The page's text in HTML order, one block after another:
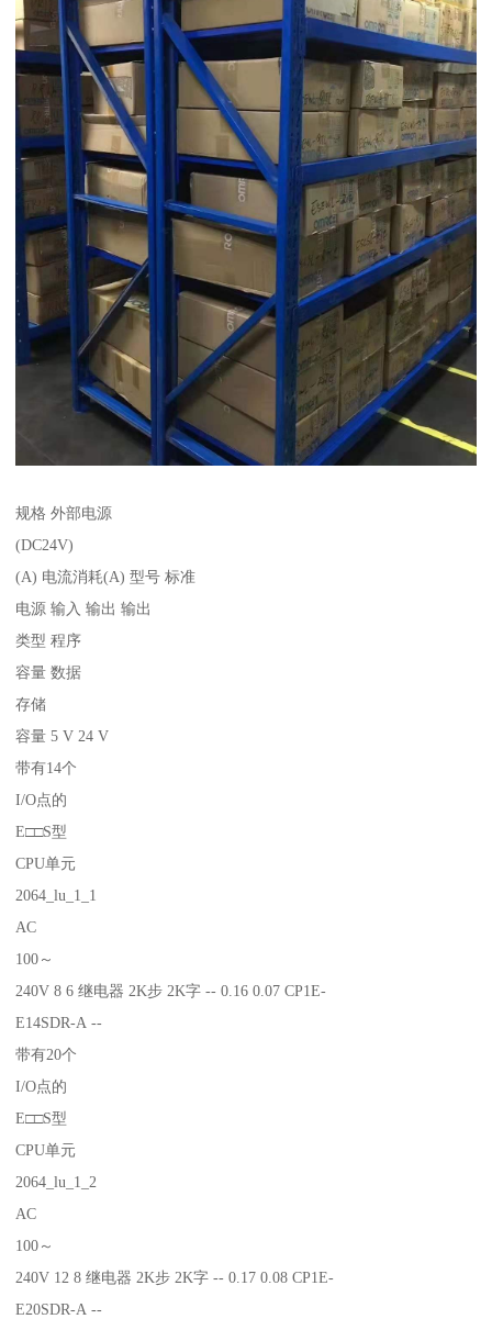
规格 外部电源
(DC24V)
(A) 电流消耗(A) 型号 标准
电源 输入 输出 输出
类型 程序
容量 数据
存储
容量 5 V 24 V
带有14个
I/O点的
E□□S型
CPU单元
2064_lu_1_1
AC
100～
240V 8 6 继电器 2K步 2K字 -- 0.16 0.07 CP1E-
E14SDR-A --
带有20个
I/O点的
E□□S型
CPU单元
2064_lu_1_2
AC
100～
240V 12 8 继电器 2K步 2K字 -- 0.17 0.08 CP1E-
E20SDR-A --